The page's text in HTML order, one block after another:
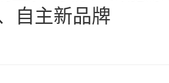
自主新品牌